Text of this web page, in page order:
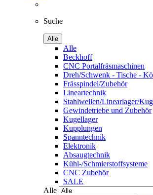
Suche
Alle
Alle
Beckhoff
CNC Portalfräsmaschinen
Dreh/Schwenk - Tische -
Frässpindel/Zubehör
Lineartechnik
Stahlwellen/Linearlager/
Gewindetriebe und Zubehör
Kugellager
Kupplungen
Spanntechnik
Elektronik
Absaugtechnik
Kühl-/Schmierstoffsysteme
CNC Zubehör
SALE
Alle